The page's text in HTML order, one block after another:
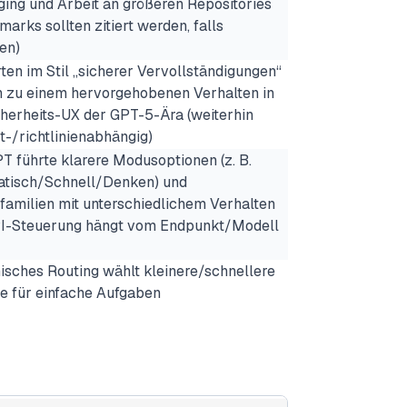
und Arbeit an größeren Repositories
sollten zitiert werden, falls
im Stil „sicherer Vervollständigungen“
zu einem hervorgehobenen Verhalten in
UX der GPT-5-Ära (weiterhin
richtlinienabhängig)
führte klarere Modusoptionen (z. B.
Schnell/Denken) und
mit unterschiedlichem Verhalten
Steuerung hängt vom Endpunkt/Modell
Routing wählt kleinere/schnellere
für einfache Aufgaben